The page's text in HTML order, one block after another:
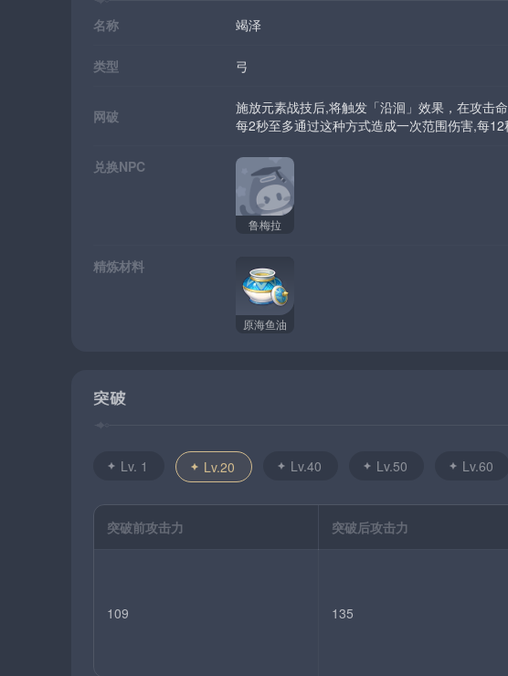
名称 竭泽
类型 弓
网破 施放元素战技后,将触发「沿洄」效果，在攻击
每2秒至多通过这种方式造成一次范围伤害,每12
兑换NPC
鲁梅拉
精炼材料
原海鱼油
突破
Lv. 1 Lv.20 Lv.40 Lv.50 Lv.60
突破前攻击力 突破后攻击力
109 135